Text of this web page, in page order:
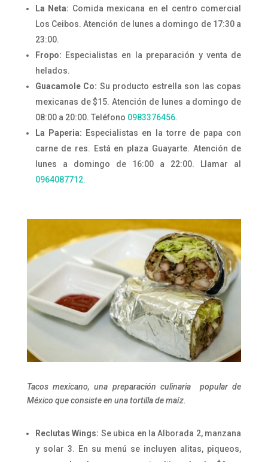
La Neta: Comida mexicana en el centro comercial
Los Ceibos. Atención de lunes a domingo de 17:30 a
23:00.
Fropo: Especialistas en la preparación y venta de
helados.
Guacamole Co: Su producto estrella son las copas
mexicanas de $15. Atención de lunes a domingo de
08:00 a 20:00. Teléfono 0983376456.
La Paperia: Especialistas en la torre de papa con
carne de res. Está en plaza Guayarte. Atención de
lunes a domingo de 16:00 a 22:00. Llamar al
0964087712.
Tacos mexicano, una preparación culinaria popular de
México que consiste en una tortilla de maíz.
Reclutas Wings: Se ubica en la Alborada 2, manzana
y solar 3. En su menú se incluyen alitas, piqueos,